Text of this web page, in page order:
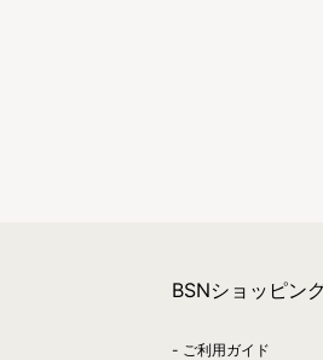
BSNショッピン
ご利用ガイド